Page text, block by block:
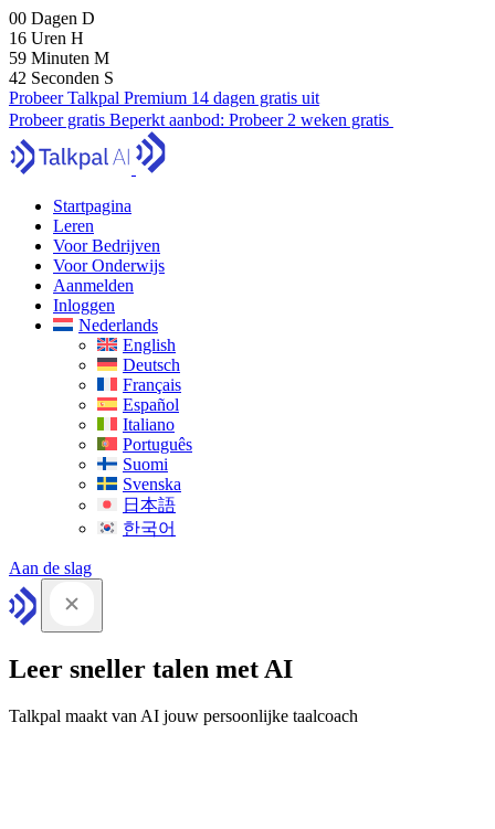
00 Dagen D
16 Uren H
59 Minuten M
40 Seconden S
Probeer Talkpal Premium 14 dagen gratis uit
Probeer gratis Beperkt aanbod: Probeer 2 weken gratis
Startpagina
Leren
Voor Bedrijven
Voor Onderwijs
Aanmelden
Inloggen
Nederlands
English
Deutsch
Français
Español
Italiano
Português
Suomi
Svenska
日本語
한국어
Aan de slag
Leer sneller talen met AI
Talkpal maakt van AI jouw persoonlijke taalcoach